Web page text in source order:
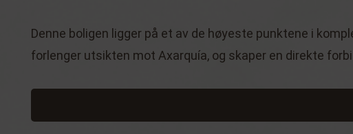
Denne boligen ligger på et av de høyeste punktene i
forlenger utsikten mot Axarquía, og skaper en direkte